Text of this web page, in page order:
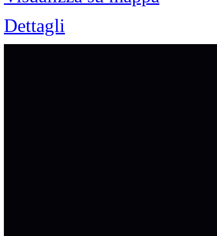
Dettagli